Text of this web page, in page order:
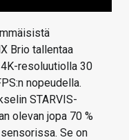
Brio tallentaa
resoluutiolla 30
nopeudella.
STARVIS-
olevan jopa 70 %
Se on